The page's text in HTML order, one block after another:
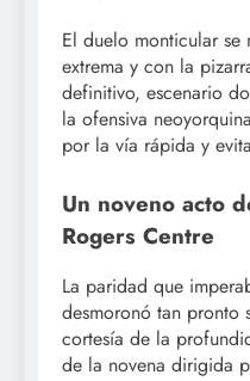
El duelo monticular
extrema y con la
definitivo, escenario
la ofensiva
por la vía rápida y
Un noveno acto
Rogers Centre
La paridad que
desmoronó tan pronto
cortesía de la
de la novena dirigida